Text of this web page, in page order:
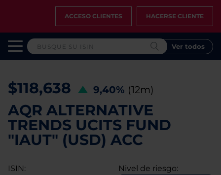
ACCESO CLIENTES HACERSE CLIENTE
Ver todos
$118,638 9,40% (12m)
AQR ALTERNATIVE
TRENDS UCITS FUND
"IAUT" (USD) ACC
ISIN: Nivel de riesgo: